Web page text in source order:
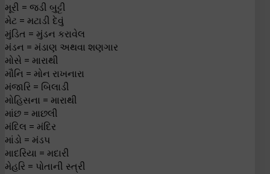
મૂરી = જડી બુટ્ટી
મેટ = મટાડી દેવું
મુંડિત = મુંડન કરાવેલ
મંડન = મંડાણ અથવા શણગાર
મોસે = મારાથી
મૌનિ = મોન રાખનારા
મંજારિ = બિલાડી
મોહિસના = મારાથી
માંછ = માછલી
મંદિલ = મંદિર
માંડો = મંડપ
માદરિયા = મદારી
મેહરિ = પોતાની સ્ત્રી